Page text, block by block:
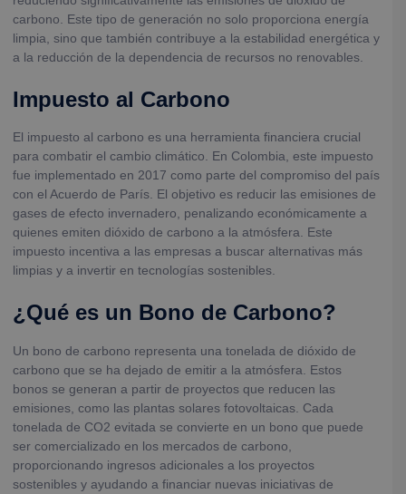
carbono. Este tipo de generación no solo proporciona energía
limpia, sino que también contribuye a la estabilidad energética y
a la reducción de la dependencia de recursos no renovables.
Impuesto al Carbono
El impuesto al carbono es una herramienta financiera crucial
para combatir el cambio climático. En Colombia, este impuesto
fue implementado en 2017 como parte del compromiso del país
con el Acuerdo de París. El objetivo es reducir las emisiones de
gases de efecto invernadero, penalizando económicamente a
quienes emiten dióxido de carbono a la atmósfera. Este
impuesto incentiva a las empresas a buscar alternativas más
limpias y a invertir en tecnologías sostenibles.
¿Qué es un Bono de Carbono?
Un bono de carbono representa una tonelada de dióxido de
carbono que se ha dejado de emitir a la atmósfera. Estos
bonos se generan a partir de proyectos que reducen las
emisiones, como las plantas solares fotovoltaicas. Cada
tonelada de CO2 evitada se convierte en un bono que puede
ser comercializado en los mercados de carbono,
proporcionando ingresos adicionales a los proyectos
sostenibles y ayudando a financiar nuevas iniciativas de